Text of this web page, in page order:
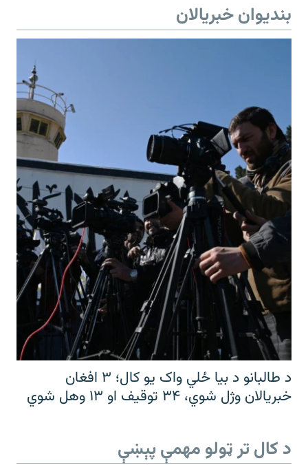
بندیوان خبریالان
د طالبانو د بیا ځلي واک یو کال؛ ۳ افغان
خبریالان وژل شوي، ۳۴ توقیف او ۱۳ وهل شوي
د کال تر ټولو مهمې پېښې